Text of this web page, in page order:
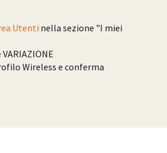
Utenti nella sezione "I miei
Wireless e conferma